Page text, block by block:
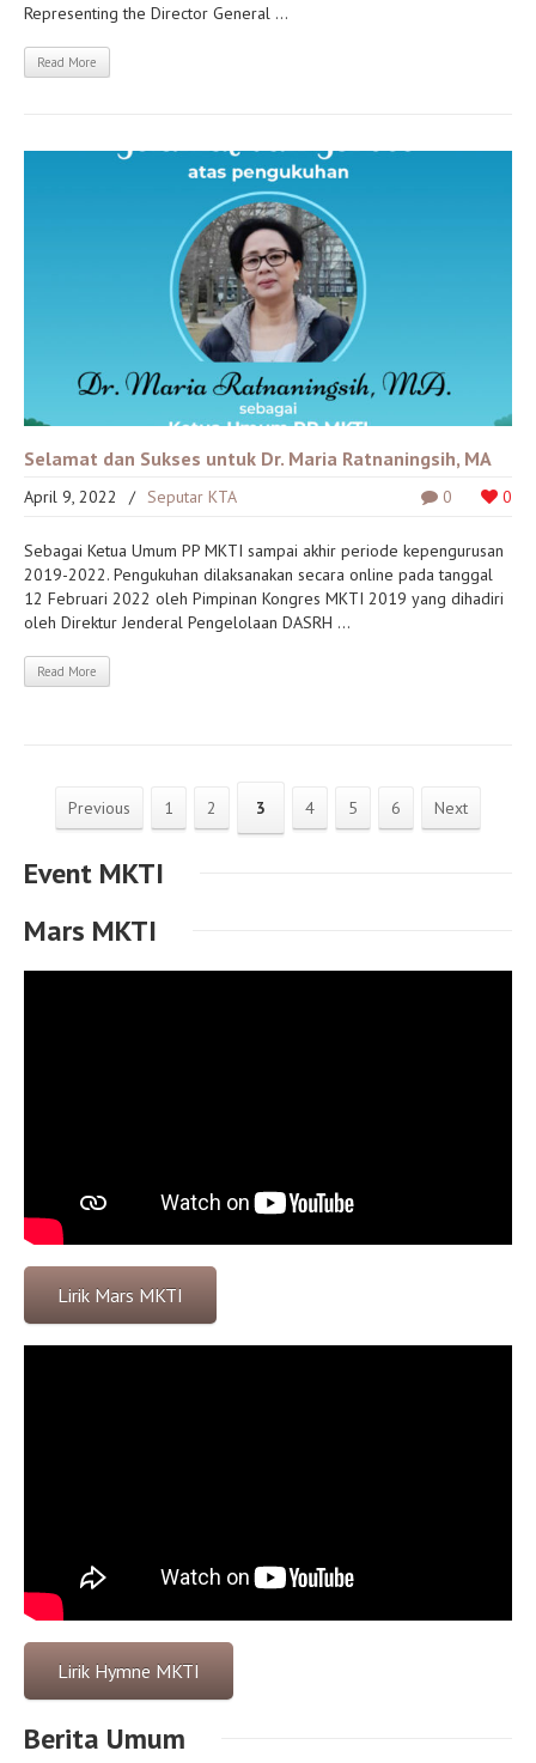
Representing the Director General ...
Read More
Selamat dan Sukses untuk Dr. Maria Ratnaningsih, MA
0 0
April 9, 2022 / Seputar KTA
Sebagai Ketua Umum PP MKTI sampai akhir periode kepengurusan
2019-2022. Pengukuhan dilaksanakan secara online pada tanggal
12 Februari 2022 oleh Pimpinan Kongres MKTI 2019 yang dihadiri
oleh Direktur Jenderal Pengelolaan DASRH ...
Read More
Previous 1 2 3 4 5 6 Next
Event MKTI
Mars MKTI
Lirik Mars MKTI
Lirik Hymne MKTI
Berita Umum